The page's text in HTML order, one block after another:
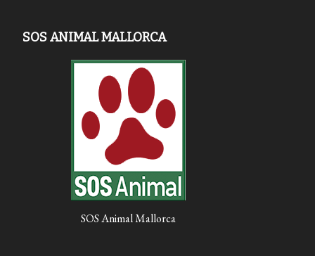
SOS ANIMAL MALLORCA
SOS Animal Mallorca